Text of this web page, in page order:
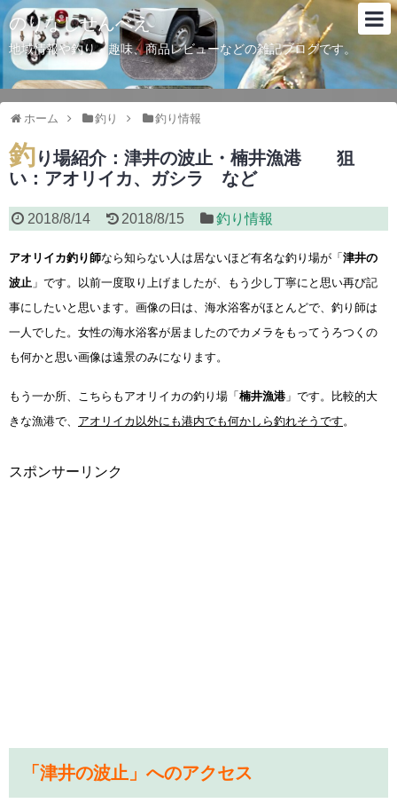
のりなしせんべえ
地域情報や釣り、趣味、商品レビューなどの雑記ブログです。
ホーム 釣り 釣り情報
釣り場紹介：津井の波止・楠井漁港 狙
い：アオリイカ、ガシラ など
2018/8/14 2018/8/15 釣り情報
アオリイカ釣り師なら知らない人は居ないほど有名な釣り場が「 津井の
波止 」です。以前一度取り上げましたが、もう少し丁寧にと思い再び記
事にしたいと思います。画像の日は、海水浴客がほとんどで、釣り師は
一人でした。女性の海水浴客が居ましたのでカメラをもってうろつくの
も何かと思い画像は遠景のみになります。
もう一か所、こちらもアオリイカの釣り場「 楠井漁港 」です。比較的大
きな漁港で、 アオリイカ以外にも港内でも何かしら釣れそうです。
スポンサーリンク
「津井の波止」へのアクセス